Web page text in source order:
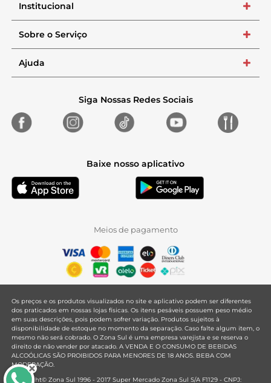
Institucional +
Sobre o Serviço +
Ajuda +
Siga Nossas Redes Sociais
Baixe nosso aplicativo
Meios de pagamento
Os preços e os produtos visualizados no site e aplicativo podem ser diferentes
dos praticados em nossas lojas físicas. Os itens pesáveis possuem peso médio
em suas descrições, pois podem sofrer variação. Produtos sujeitos à
disponibilidade de estoque no momento da separação. Caso falte algum item, o
mesmo não será cobrado. O Zona Sul é uma empresa varejista e se reserva o
direito de não vender por atacado. A VENDA E O CONSUMO DE BEBIDAS
ALCOÓLICAS SÃO PROIBIDOS PARA MENORES DE 18 ANOS. BEBA COM
MODERAÇÃO.
Copyright© Zona Sul 1996 - 2017 Super Mercado Zona Sul S/A F1129 - CNPJ: